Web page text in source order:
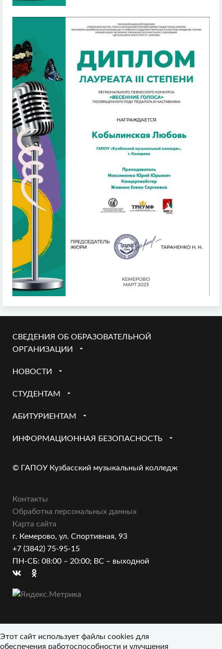
СВЕДЕНИЯ ОБ ОБРАЗОВАТЕЛЬНОЙ
ОРГАНИЗАЦИИ
НОВОСТИ
СТУДЕНТАМ
АБИТУРИЕНТАМ
ИНФОРМАЦИОННАЯ БЕЗОПАСНОСТЬ
© ГАПОУ Кузбасский музыкальный колледж
Контакты
Обработка персональных данных
Карта сайта
г. Кемерово, ул. Спортивная, 93
+7 (3842) 75-95-15
ПН-СБ: 08:00 – 20:00; ВС – выходной
Этот сайт использует файлы cookies для
обеспечения работоспособности и улучшения